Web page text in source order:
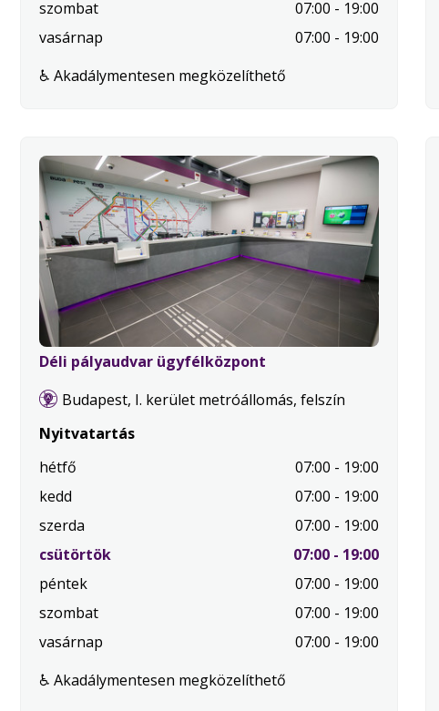
szombat
07:00 - 19:00
vasárnap
07:00 - 19:00
♿ Akadálymentesen megközelíthető
Déli pályaudvar ügyfélközpont
Budapest, I. kerület metróállomás, felszín
Nyitvatartás
hétfő
07:00 - 19:00
kedd
07:00 - 19:00
szerda
07:00 - 19:00
csütörtök.
07:00 - 19:00
péntek
07:00 - 19:00
szombat
07:00 - 19:00
vasárnap
07:00 - 19:00
♿ Akadálymentesen megközelíthető